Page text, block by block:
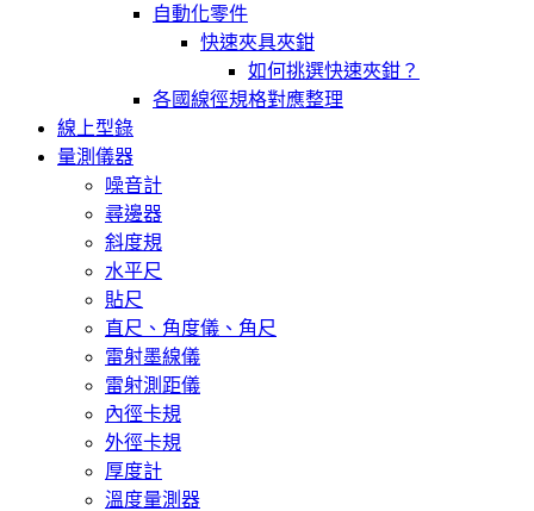
自動化零件
快速夾具夾鉗
如何挑選快速夾鉗？
各國線徑規格對應整理
線上型錄
量測儀器
噪音計
尋邊器
斜度規
水平尺
貼尺
直尺、角度儀、角尺
雷射墨線儀
雷射測距儀
內徑卡規
外徑卡規
厚度計
溫度量測器